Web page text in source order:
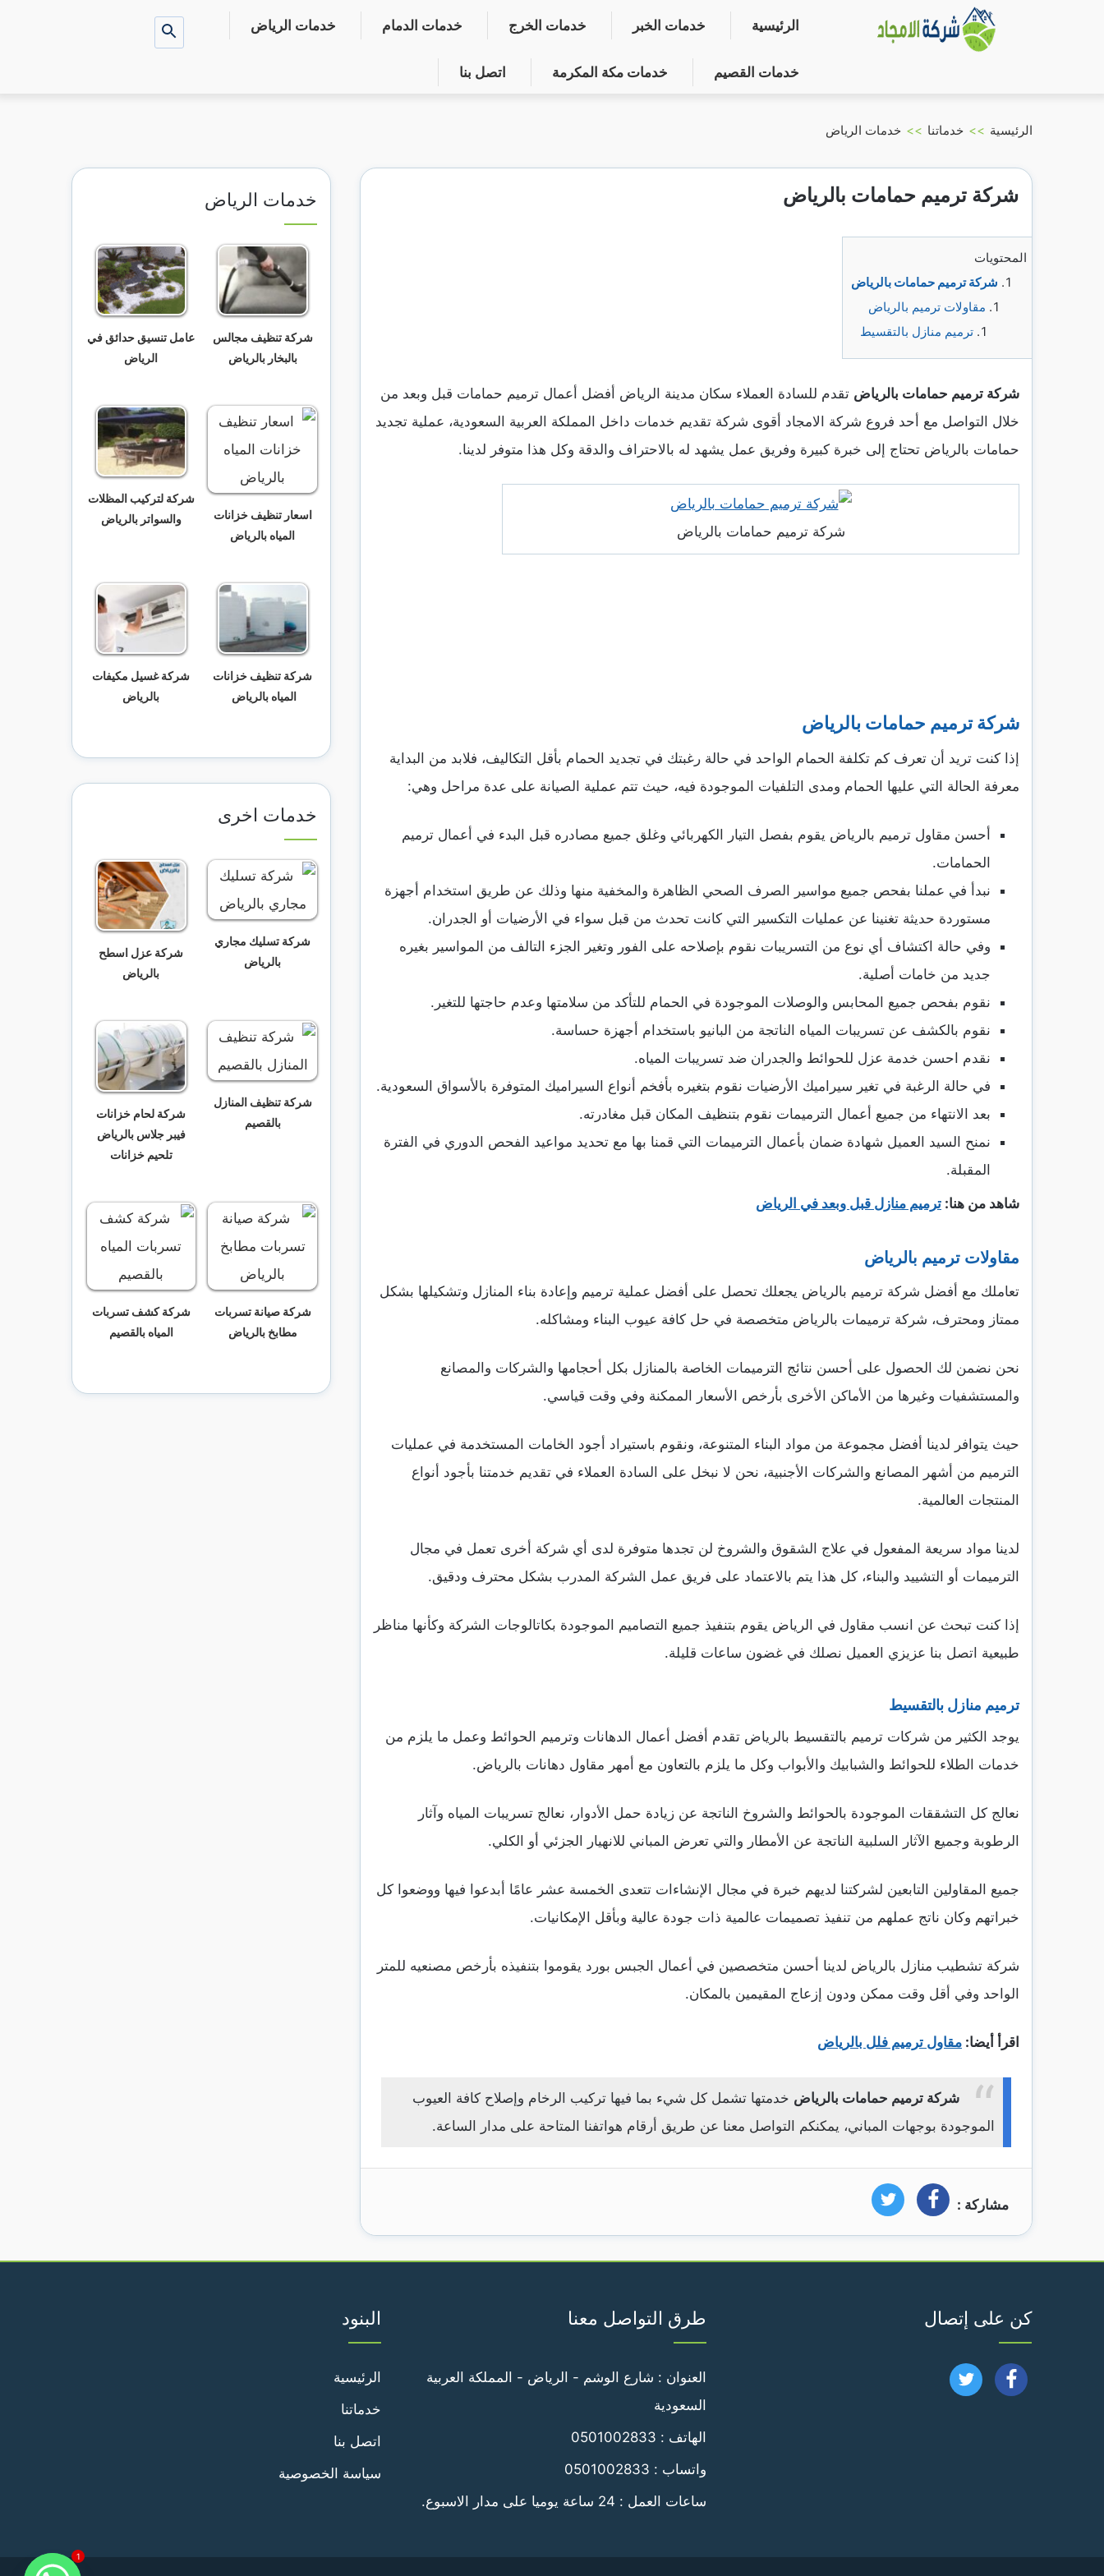
بحث
الرئيسية خدمات الخبر خدمات الخرج خدمات الدمام خدمات الرياض
خدمات القصيم خدمات مكة المكرمة اتصل بنا
الرئيسية >> خدماتنا >> خدمات الرياض
شركة ترميم حمامات بالرياض
المحتويات
شركة ترميم حمامات بالرياض
مقاولات ترميم بالرياض
ترميم منازل بالتقسيط
شركة ترميم حمامات بالرياض تقدم للسادة العملاء سكان مدينة الرياض أفضل أعمال ترميم حمامات قبل وبعد من
خلال التواصل مع أحد فروع شركة الامجاد أقوى شركة تقديم خدمات داخل المملكة العربية السعودية، عملية تجديد
حمامات بالرياض تحتاج إلى خبرة كبيرة وفريق عمل يشهد له بالاحتراف والدقة وكل هذا متوفر لدينا.
شركة ترميم حمامات بالرياض
شركة ترميم حمامات بالرياض
إذا كنت تريد أن تعرف كم تكلفة الحمام الواحد في حالة رغبتك في تجديد الحمام بأقل التكاليف، فلابد من البداية
معرفة الحالة التي عليها الحمام ومدى التلفيات الموجودة فيه، حيث تتم عملية الصيانة على عدة مراحل وهي:
أحسن مقاول ترميم بالرياض يقوم بفصل التيار الكهربائي وغلق جميع مصادره قبل البدء في أعمال ترميم
الحمامات.
نبدأ في عملنا بفحص جميع مواسير الصرف الصحي الظاهرة والمخفية منها وذلك عن طريق استخدام أجهزة
مستوردة حديثة تغنينا عن عمليات التكسير التي كانت تحدث من قبل سواء في الأرضيات أو الجدران.
وفي حالة اكتشاف أي نوع من التسريبات نقوم بإصلاحه على الفور وتغير الجزء التالف من المواسير بغيره
جديد من خامات أصلية.
نقوم بفحص جميع المحابس والوصلات الموجودة في الحمام للتأكد من سلامتها وعدم حاجتها للتغير.
نقوم بالكشف عن تسريبات المياه الناتجة من البانيو باستخدام أجهزة حساسة.
نقدم احسن خدمة عزل للحوائط والجدران ضد تسريبات المياه.
في حالة الرغبة في تغير سيراميك الأرضيات نقوم بتغيره بأفخم أنواع السيراميك المتوفرة بالأسواق السعودية.
بعد الانتهاء من جميع أعمال الترميمات نقوم بتنظيف المكان قبل مغادرته.
نمنح السيد العميل شهادة ضمان بأعمال الترميمات التي قمنا بها مع تحديد مواعيد الفحص الدوري في الفترة
المقبلة.
شاهد من هنا: ترميم منازل قبل وبعد في الرياض
مقاولات ترميم بالرياض
تعاملك مع أفضل شركة ترميم بالرياض يجعلك تحصل على أفضل عملية ترميم وإعادة بناء المنازل وتشكيلها بشكل
ممتاز ومحترف، شركة ترميمات بالرياض متخصصة في حل كافة عيوب البناء ومشاكله.
نحن نضمن لك الحصول على أحسن نتائج الترميمات الخاصة بالمنازل بكل أحجامها والشركات والمصانع
والمستشفيات وغيرها من الأماكن الأخرى بأرخص الأسعار الممكنة وفي وقت قياسي.
حيث يتوافر لدينا أفضل مجموعة من مواد البناء المتنوعة، ونقوم باستيراد أجود الخامات المستخدمة في عمليات
الترميم من أشهر المصانع والشركات الأجنبية، نحن لا نبخل على السادة العملاء في تقديم خدمتنا بأجود أنواع
المنتجات العالمية.
لدينا مواد سريعة المفعول في علاج الشقوق والشروخ لن تجدها متوفرة لدى أي شركة أخرى تعمل في مجال
الترميمات أو التشييد والبناء، كل هذا يتم بالاعتماد على فريق عمل الشركة المدرب بشكل محترف ودقيق.
إذا كنت تبحث عن انسب مقاول في الرياض يقوم بتنفيذ جميع التصاميم الموجودة بكاتالوجات الشركة وكأنها مناظر
طبيعية اتصل بنا عزيزي العميل نصلك في غضون ساعات قليلة.
ترميم منازل بالتقسيط
يوجد الكثير من شركات ترميم بالتقسيط بالرياض تقدم أفضل أعمال الدهانات وترميم الحوائط وعمل ما يلزم من
خدمات الطلاء للحوائط والشبابيك والأبواب وكل ما يلزم بالتعاون مع أمهر مقاول دهانات بالرياض.
نعالج كل التشققات الموجودة بالحوائط والشروخ الناتجة عن زيادة حمل الأدوار، نعالج تسريبات المياه وآثار
الرطوبة وجميع الآثار السلبية الناتجة عن الأمطار والتي تعرض المباني للانهيار الجزئي أو الكلي.
جميع المقاولين التابعين لشركتنا لديهم خبرة في مجال الإنشاءات تتعدى الخمسة عشر عامًا أبدعوا فيها ووضعوا كل
خبراتهم وكان ناتج عملهم من تنفيذ تصميمات عالمية ذات جودة عالية وبأقل الإمكانيات.
شركة تشطيب منازل بالرياض لدينا أحسن متخصصين في أعمال الجبس بورد يقوموا بتنفيذه بأرخص مصنعيه للمتر
الواحد وفي أقل وقت ممكن ودون إزعاج المقيمين بالمكان.
اقرأ أيضا: مقاول ترميم فلل بالرياض
شركة ترميم حمامات بالرياض خدمتها تشمل كل شيء بما فيها تركيب الرخام وإصلاح كافة العيوب
الموجودة بوجهات المباني، يمكنكم التواصل معنا عن طريق أرقام هواتفنا المتاحة على مدار الساعة.
مشاركة : فيسبوك تويتر
خدمات الرياض
شركة تنظيف مجالس
بالبخار بالرياض
عامل تنسيق حدائق في
الرياض
اسعار تنظيف خزانات
المياه بالرياض
شركة لتركيب المظلات
والسواتر بالرياض
شركة تنظيف خزانات
المياه بالرياض
شركة غسيل مكيفات
بالرياض
خدمات اخرى
شركة تسليك مجاري
بالرياض
شركة عزل اسطح
بالرياض
شركة تنظيف المنازل
بالقصيم
شركة لحام خزانات
فيبر جلاس بالرياض
تلحيم خزانات
شركة صيانة تسربات
مطابخ بالرياض
شركة كشف تسربات
المياه بالقصيم
كن على إتصال
تابعنا تابعنا
طرق التواصل معنا
العنوان : شارع الوشم - الرياض - المملكة العربية
السعودية
الهاتف : 0501002833
واتساب : 0501002833
ساعات العمل : 24 ساعة يوميا على مدار الاسبوع.
البنود
الرئيسية
خدماتنا
اتصل بنا
سياسة الخصوصية
1